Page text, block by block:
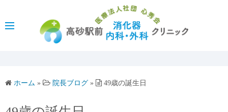
テ
ス
ホーム » 院長ブログ » 49歳の誕生日